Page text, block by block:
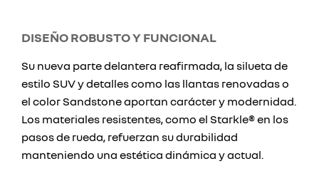
DISEÑO ROBUSTO Y FUNCIONAL
Su nueva parte delantera reafirmada, la silueta de
estilo SUV y detalles como las llantas renovadas o
el color Sandstone aportan carácter y modernidad.
Los materiales resistentes, como el Starkle® en los
pasos de rueda, refuerzan su durabilidad
manteniendo una estética dinámica y actual.